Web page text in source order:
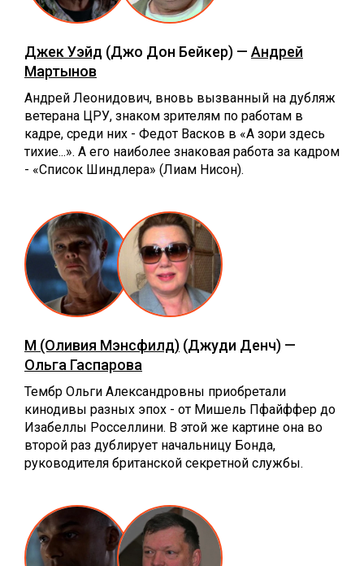
Джек Уэйд (Джо Дон Бейкер) — Андрей
Мартынов
Андрей Леонидович, вновь вызванный на дубляж
ветерана ЦРУ, знаком зрителям по работам в
кадре, среди них - Федот Васков в «А зори здесь
тихие...». А его наиболее знаковая работа за кадром
- «Список Шиндлера» (Лиам Нисон).
М (Оливия Мэнсфилд) (Джуди Денч) —
Ольга Гаспарова
Тембр Ольги Александровны приобретали
кинодивы разных эпох - от Мишель Пфайффер до
Изабеллы Росселлини. В этой же картине она во
второй раз дублирует начальницу Бонда,
руководителя британской секретной службы.